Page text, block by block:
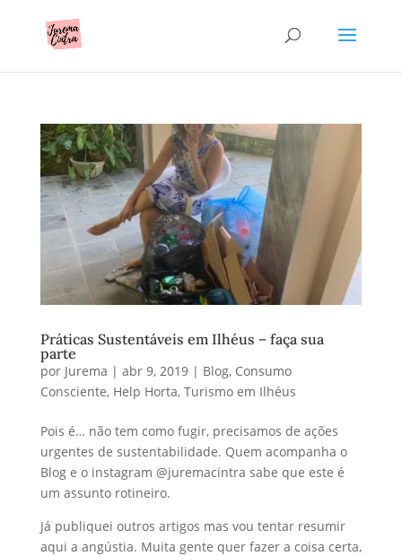
Práticas Sustentáveis em Ilhéus – faça sua
parte
por Jurema | abr 9, 2019| Blog, Consumo
Consciente, Help Horta, Turismo em Ilhéus
Pois é… não tem como fugir, precisamos de ações
urgentes de sustentabilidade. Quem acompanha o
Blog e o instagram @juremacintra sabe que este é
um assunto rotineiro.
Já publiquei outros artigos mas vou tentar resumir
aqui a angústia. Muita gente quer fazer a coisa certa,